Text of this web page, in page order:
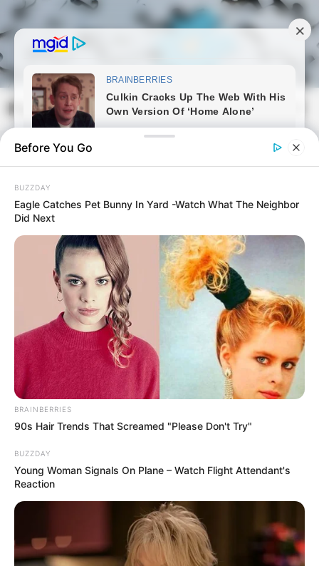
Skip
to
content
Magyarmozaik.com
PostedFriss hírek
Magyarország egyik
legismertebb és legcsinosabb
hölgye SZIJJÁRTÓ SZILVIA
!MEGMUTATTA ESKÜVŐI KÉPÉT
SZIJJÁRTÓ SZILVIA : ÍGY
NÉZETT KI
MENYASSZONYKÉNT
SZIJJÁRTÓ PÉTER OLDALÁN!
Before You Go
BUZZDAY
Eagle Catches Pet Bunny In Yard -Watch What The Neighbor
Did Next
BRAINBERRIES
90s Hair Trends That Screamed "Please Don't Try"
BUZZDAY
Young Woman Signals On Plane – Watch Flight Attendant's
Reaction